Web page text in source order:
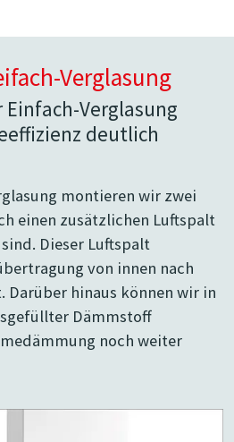
Verglasung
Einfach-Verglasung
deutlich
montieren wir zwei
einen zusätzlichen Luftspalt
Dieser Luftspalt
von innen nach
Darüber hinaus können wir in
Dämmstoff
noch weiter